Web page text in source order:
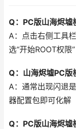
Q：PC版山海烬墟
A：点击右侧工具
选“开始ROOT权限”
Q：山海烬墟PC版
A：通常出现闪退
器配置包即可化解
Q：PC版山海烬墟